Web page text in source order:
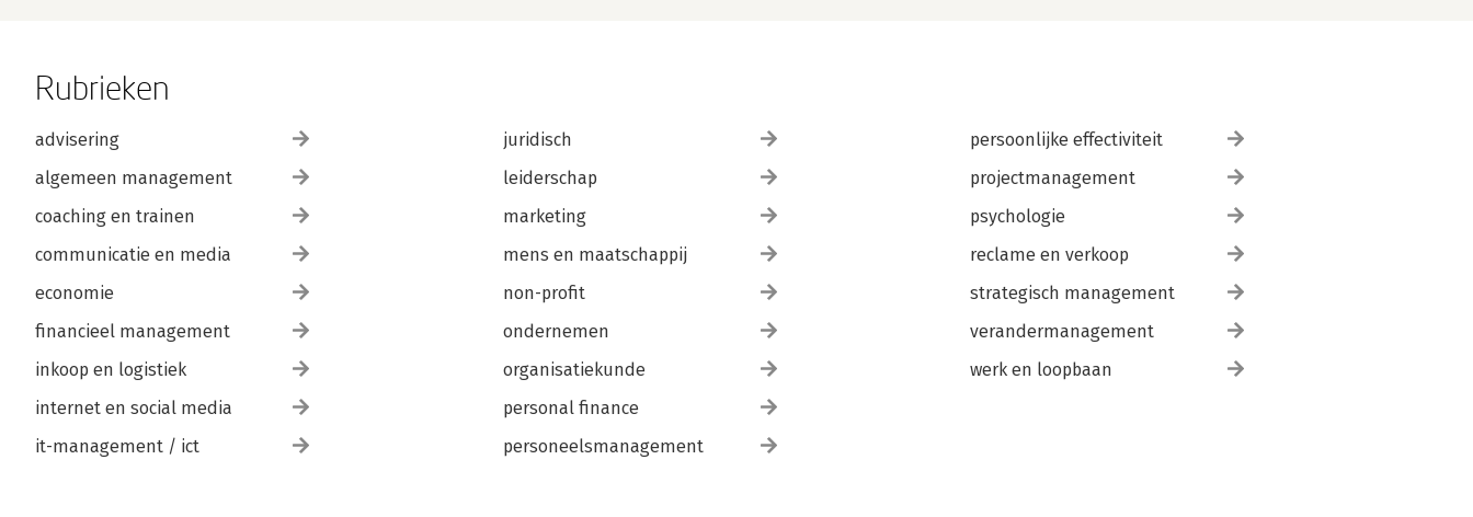
Rubrieken
advisering
algemeen management
coaching en trainen
communicatie en media
economie
financieel management
inkoop en logistiek
internet en social media
it-management / ict
juridisch
leiderschap
marketing
mens en maatschappij
non-profit
ondernemen
organisatiekunde
personal finance
personeelsmanagement
persoonlijke effectiviteit
projectmanagement
psychologie
reclame en verkoop
strategisch management
verandermanagement
werk en loopbaan